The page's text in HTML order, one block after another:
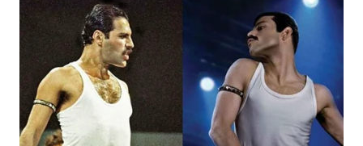
TANI
WAHANA
ADVOKAT
WAHANA
INFRASTRUKTUR